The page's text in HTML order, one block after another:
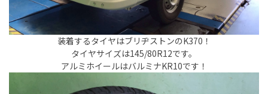
装着するタイヤはブリヂストンのK370！
タイヤサイズは145/80R12です。
アルミホイールはバルミナKR10です！